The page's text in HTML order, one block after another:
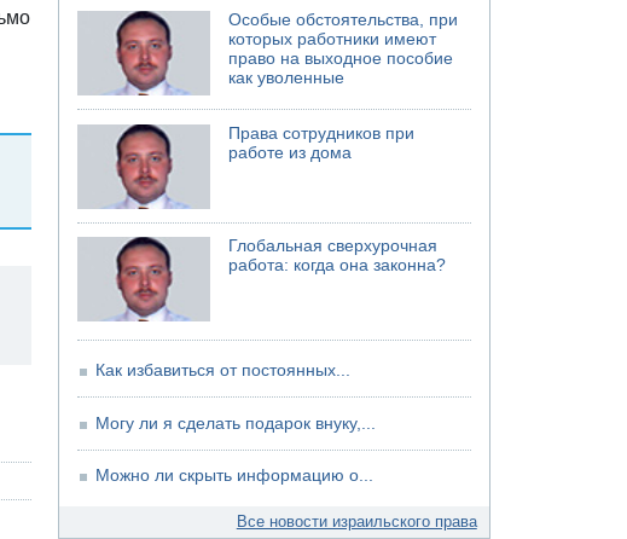
Особые обстоятельства, при
которых работники имеют
право на выходное пособие
как уволенные
Права сотрудников при
работе из дома
Глобальная сверхурочная
работа: когда она законна?
Как избавиться от постоянных...
Могу ли я сделать подарок внуку,...
Можно ли скрыть информацию о...
Все новости израильского права